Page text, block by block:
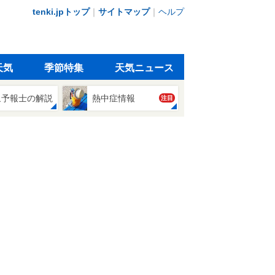
tenki.jpトップ｜ サイトマップ｜ ヘルプ
気 季節特集 天気ニュース
報士の解説 熱中症情報 注目